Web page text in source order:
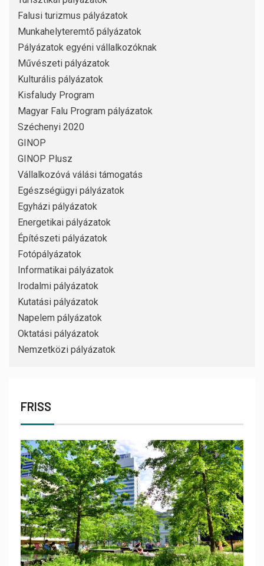
Falusi turizmus pályázatok
Munkahelyteremtő pályázatok
Pályázatok egyéni vállalkozóknak
Művészeti pályázatok
Kulturális pályázatok
Kisfaludy Program
Magyar Falu Program pályázatok
Széchenyi 2020
GINOP
GINOP Plusz
Vállalkozóvá válási támogatás
Egészségügyi pályázatok
Egyházi pályázatok
Energetikai pályázatok
Építészeti pályázatok
Fotópályázatok
Informatikai pályázatok
Irodalmi pályázatok
Kutatási pályázatok
Napelem pályázatok
Oktatási pályázatok
Nemzetközi pályázatok
FRISS